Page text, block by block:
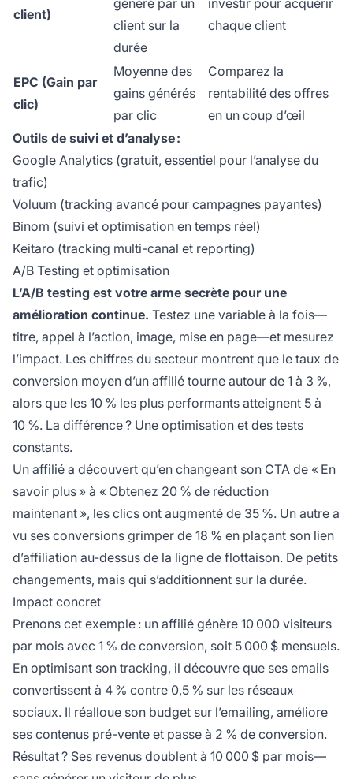
client)
généré par un
client sur la
durée
investir pour acquérir
chaque client
EPC (Gain par
clic)
Moyenne des
gains générés
par clic
Comparez la
rentabilité des offres
en un coup d’œil
Outils de suivi et d’analyse :
Google Analytics (gratuit, essentiel pour l’analyse du
trafic)
Voluum (tracking avancé pour campagnes payantes)
Binom (suivi et optimisation en temps réel)
Keitaro (tracking multi-canal et reporting)
A/B Testing et optimisation
L’A/B testing est votre arme secrète pour une
amélioration continue. Testez une variable à la fois—
titre, appel à l’action, image, mise en page—et mesurez
l’impact. Les chiffres du secteur montrent que le taux de
conversion moyen d’un affilié tourne autour de 1 à 3 %,
alors que les 10 % les plus performants atteignent 5 à
10 %. La différence ? Une optimisation et des tests
constants.
Un affilié a découvert qu’en changeant son CTA de « En
savoir plus » à « Obtenez 20 % de réduction
maintenant », les clics ont augmenté de 35 %. Un autre a
vu ses conversions grimper de 18 % en plaçant son lien
d’affiliation au-dessus de la ligne de flottaison. De petits
changements, mais qui s’additionnent sur la durée.
Impact concret
Prenons cet exemple : un affilié génère 10 000 visiteurs
par mois avec 1 % de conversion, soit 5 000 $ mensuels.
En optimisant son tracking, il découvre que ses emails
convertissent à 4 % contre 0,5 % sur les réseaux
sociaux. Il réalloue son budget sur l’emailing, améliore
ses contenus pré-vente et passe à 2 % de conversion.
Résultat ? Ses revenus doublent à 10 000 $ par mois—